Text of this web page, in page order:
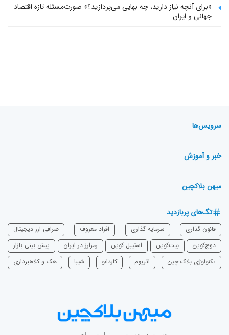
«برای آنچه نیاز دارید، چه بهایی می‌پردازید؟» صورت‌مسئله تازه اقتصاد
جهانی و ایران
سرویس‌ها
خبر و آموزش
میهن بلاکچین
تگ‌های پربازدید
قانون گذاری سرمایه‌ گذاری افراد معروف
صرافی ارز دیجیتال
دوج‌کوین
بیت‌کوین استیبل کوین رمزارز در ایران
پیش بینی بازار
تکنولوژی بلاک چین
اتریوم ‌کاردانو شیبا هک و کلاهبرداری